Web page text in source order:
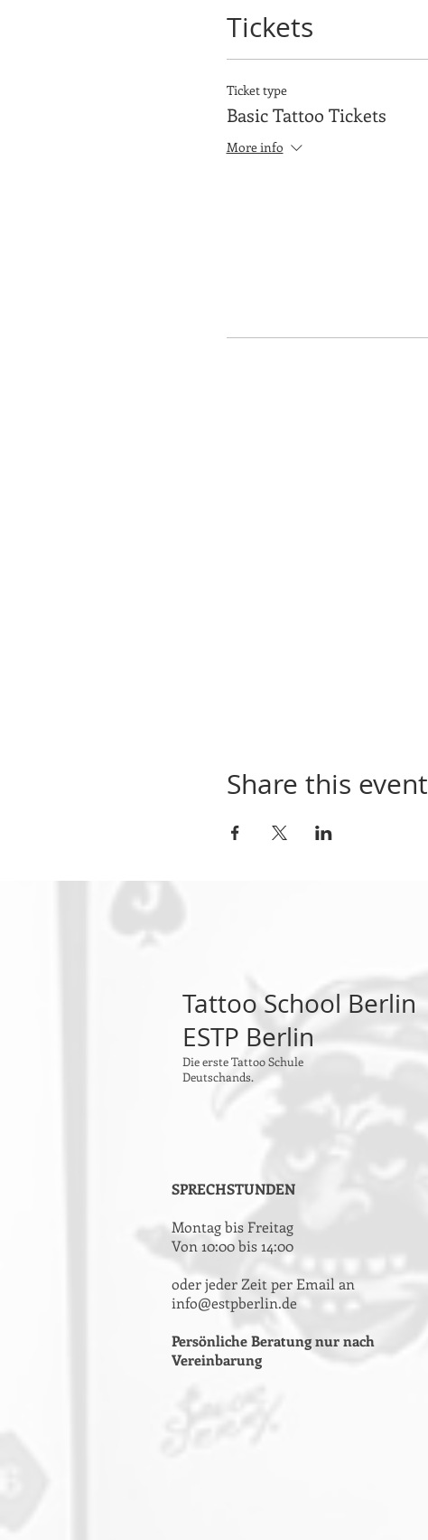
Tickets
Ticket type
Basic Tattoo Tickets
More info
Share this event
Tattoo School Berlin
ESTP Berlin
Die erste Tattoo Schule
Deutschands.
SPRECHSTUNDEN
Montag bis Freitag
Von 10:00 bis 14:00
oder jeder Zeit per Email an
info@estpberlin.de
Persönliche Beratung nur nach
Vereinbarung